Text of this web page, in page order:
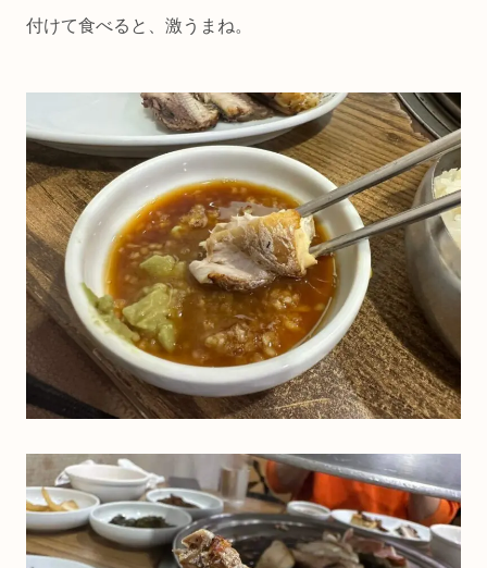
付けて食べると、激うまね。